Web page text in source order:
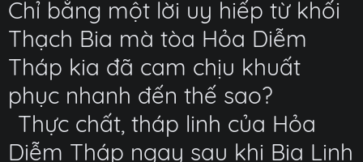
Chỉ bằng một lời uy hiếp từ khối
Thạch Bia mà tòa Hỏa Diễm
Tháp kia đã cam chịu khuất
phục nhanh đến thế sao?
Thực chất, tháp linh của Hỏa
Diễm Tháp ngay sau khi Bia Linh